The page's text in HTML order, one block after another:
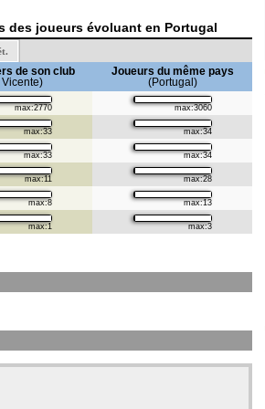
des joueurs évoluant en Portugal
de son club
Joueurs du même pays
(Portugal)
max:2770 max:3060
max:33 max:34
max:33 max:34
max:11 max:28
max:8 max:13
max:1 max:3